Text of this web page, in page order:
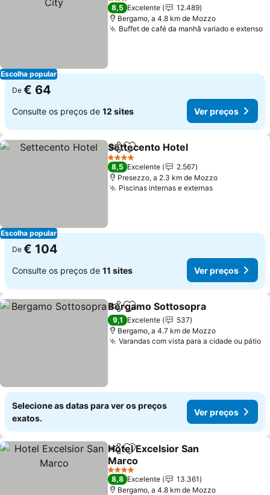
Escolha popular
3 Estrelas
8,5 Excelente
12.489
Bergamo, a 4.8 km de Mozzo
Buffet de café da manhã variado e extenso
De € 64
Consulte os preços de 12 sites Ver preços
Escolha popular
PartilharAdicionar aos favoritos
Settecento Hotel
4 Estrelas
8,5 Excelente
2.567
Presezzo, a 2.3 km de Mozzo
Piscinas internas e externas
De € 104
Consulte os preços de 11 sites Ver preços
PartilharAdicionar aos favoritos
Bergamo Sottosopra
9,1 Excelente
537
Bergamo, a 4.7 km de Mozzo
Varandas com vista para a cidade ou pátio
Selecione as datas para ver os preços
exatos.
Ver preços
PartilharAdicionar aos favoritos
Hotel Excelsior San
Marco
4 Estrelas
8,8 Excelente
13.361
Bergamo, a 4.8 km de Mozzo